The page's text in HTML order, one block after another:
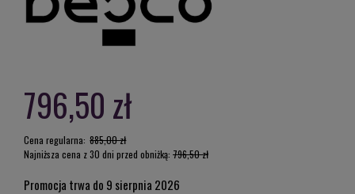
796,50 zł
Cena regularna: 885,00 zł
Najniższa cena z 30 dni przed obniżką: 796,50 zł
Promocja trwa do 9 sierpnia 2026